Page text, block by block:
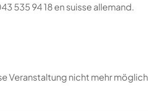
535 94 18 en suisse allemand.
Veranstaltung nicht mehr möglich.